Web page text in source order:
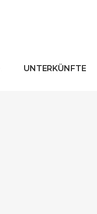
UNTERKÜNFTE